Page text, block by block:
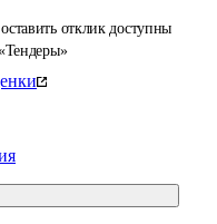
отклик доступны